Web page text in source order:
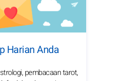
Harian Anda
pembacaan tarot,